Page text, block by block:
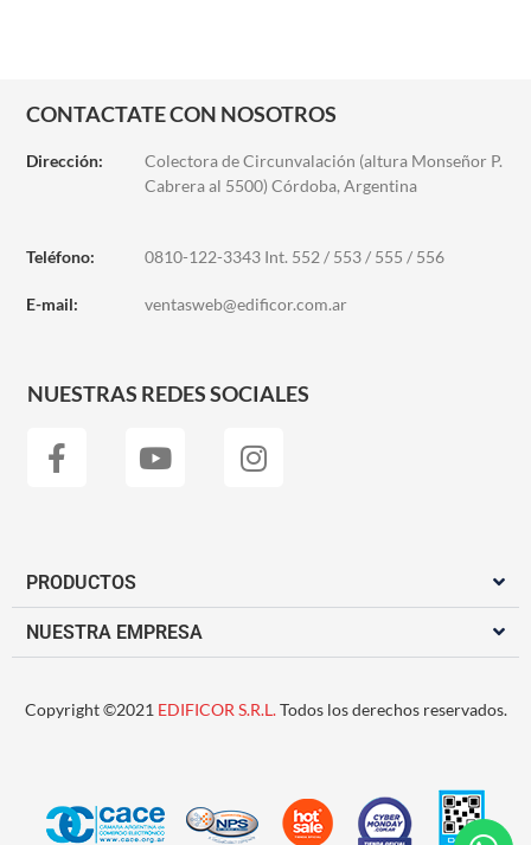
CONTACTATE CON NOSOTROS
Dirección:
Colectora de Circunvalación (altura Monseñor P.
Cabrera al 5500) Córdoba, Argentina
Teléfono: 0810-122-3343 Int. 552 / 553 / 555 / 556
E-mail: ventasweb@edificor.com.ar
NUESTRAS REDES SOCIALES
PRODUCTOS
NUESTRA EMPRESA
Copyright ©2021 EDIFICOR S.R.L.Todos los derechos reservados.